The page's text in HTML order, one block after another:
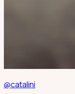
@catalini